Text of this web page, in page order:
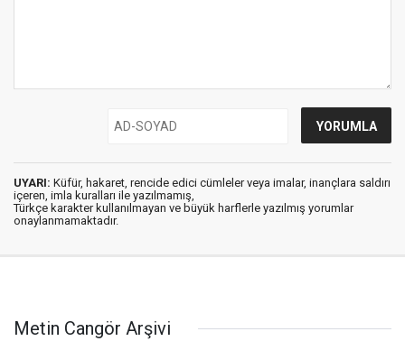
UYARI: Küfür, hakaret, rencide edici cümleler veya imalar, inançlara saldırı
içeren, imla kuralları ile yazılmamış,
Türkçe karakter kullanılmayan ve büyük harflerle yazılmış yorumlar
onaylanmamaktadır.
Metin Cangör Arşivi